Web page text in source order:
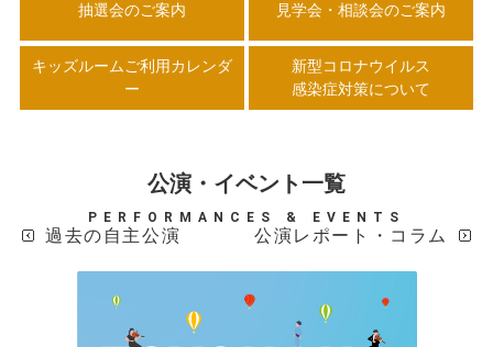
抽選会のご案内 見学会・相談会のご案内
キッズルームご利用カレンダ
ー
新型コロナウイルス
感染症対策について
公演・イベント一覧
PERFORMANCES & EVENTS
過去の自主公演 公演レポート・コラム